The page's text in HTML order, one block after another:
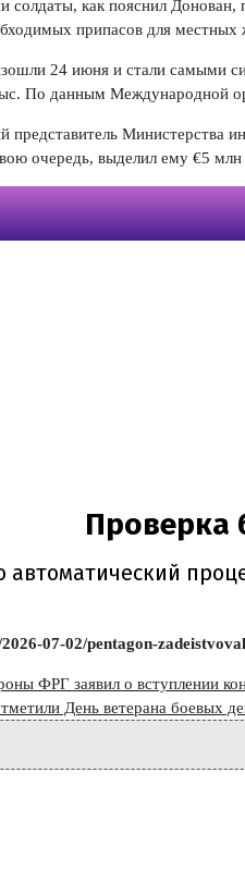
солдаты, как пояснил
припасов для местных
24 июня и стали самыми
По данным Международной
представитель
очередь, выделил ему €5
07-02/pentagon-
ФРГ заявил о вступлении
День ветерана боевых